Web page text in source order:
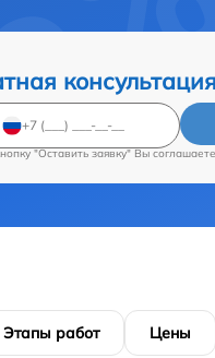
"Оставить заявку" Вы
Этапы работ Цены